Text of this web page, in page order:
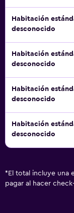
Habitación
desconocido
Habitación
desconocido
Habitación
desconocido
Habitación
desconocido
* El total incluye una
pagar al hacer